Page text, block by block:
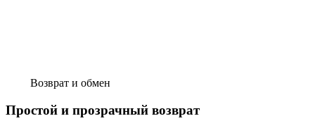
Возврат и обмен
Простой и прозрачный возврат